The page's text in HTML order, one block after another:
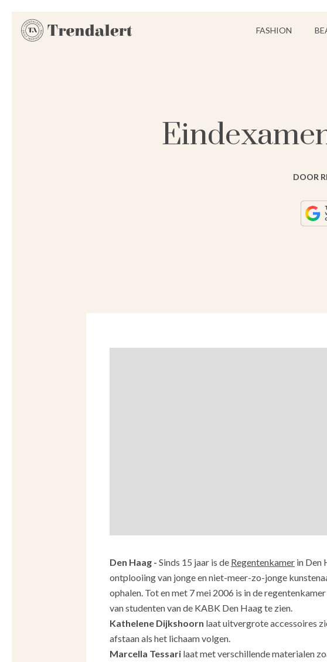
FASHION
DOOR
Den Haag - Sinds 15 jaar is de Regentenkamer in Den
ontplooiing van jonge en niet-meer-zo-jonge
ophalen. Tot en met 7 mei 2006 is in de
van studenten van de KABK Den Haag te zien.
Kathelene Dijkshoorn laat uitvergrote accessoires
afstaan als het lichaam volgen.
Marcella Tessari laat met verschillende materialen